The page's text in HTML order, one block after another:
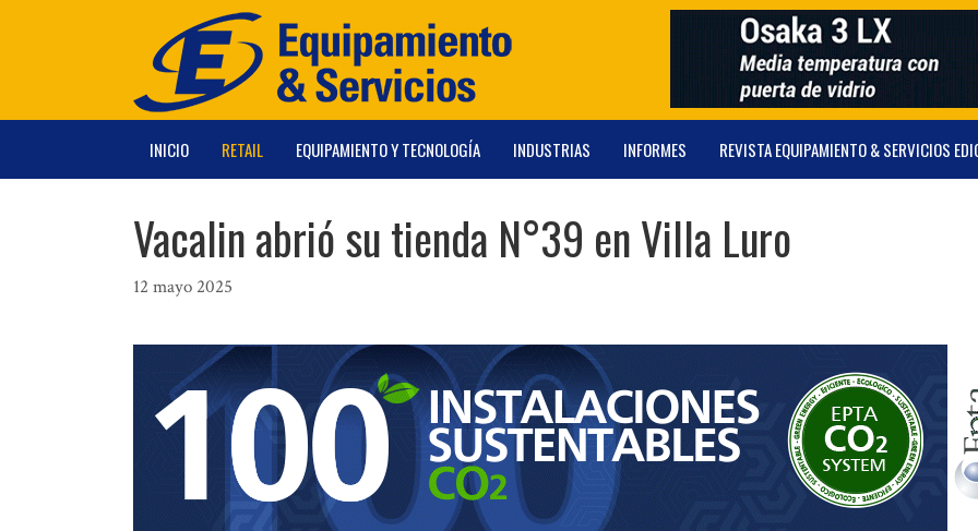
INICIO RETAIL EQUIPAMIENTO Y TECNOLOGÍA INDUSTRIAS INFORMES REVISTA EQUIPAMIENTO & SERVICIOS
Vacalin abrió su tienda N°39 en Villa Luro
12 mayo 2025